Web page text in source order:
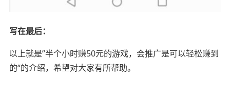
写在最后：
以上就是”半个小时赚50元的游戏，会推广是可以轻松赚到
的“的介绍，希望对大家有所帮助。